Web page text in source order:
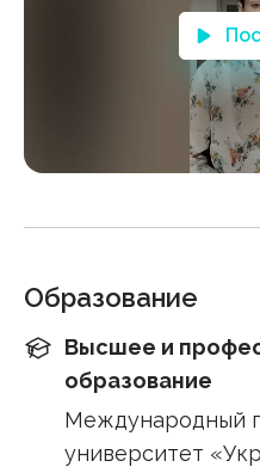
Образование
Высшее и
образование
Международный
университет